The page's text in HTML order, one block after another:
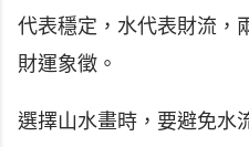
代表穩定，水代表財流，
財運象徵。
選擇山水畫時，要避免水